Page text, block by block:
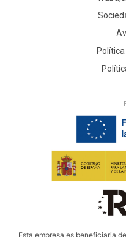
Esta empresa es beneficiaria